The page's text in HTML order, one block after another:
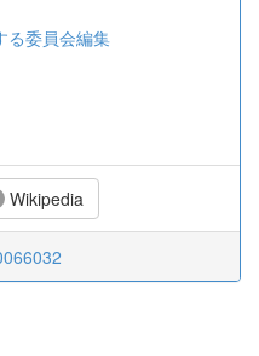
る委員会編集
Wikipedia